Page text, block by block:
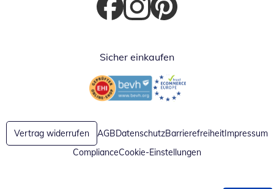
Öffnet in neuem Fenster
Öffnet in neuem Fenster
Öffnet in neuem Fenster
Sicher einkaufen
Öffnet in neuem FensterÖffnet in neuem Fenster
Vertrag widerrufen AGBDatenschutzBarrierefreiheitImpressum
ComplianceCookie-Einstellungen